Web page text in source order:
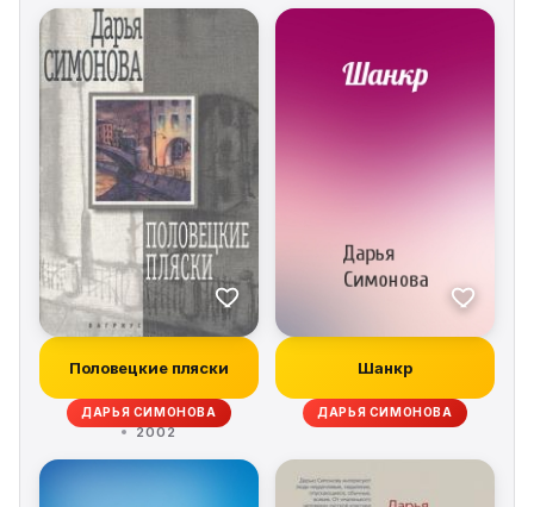
Половецкие пляски
ДАРЬЯ СИМОНОВА
2002
Шанкр
ДАРЬЯ СИМОНОВА